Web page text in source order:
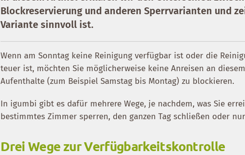
Blockreservierung und anderen Sperrvarianten und
Variante sinnvoll ist.
Wenn am Sonntag keine Reinigung verfügbar ist oder die
teuer ist, möchten Sie möglicherweise keine Anreisen an
Aufenthalte (zum Beispiel Samstag bis Montag) zu blockieren.
In igumbi gibt es dafür mehrere Wege, je nachdem, was Sie
bestimmtes Zimmer sperren, den ganzen Tag schließen oder
Drei Wege zur Verfügbarkeitskontrolle